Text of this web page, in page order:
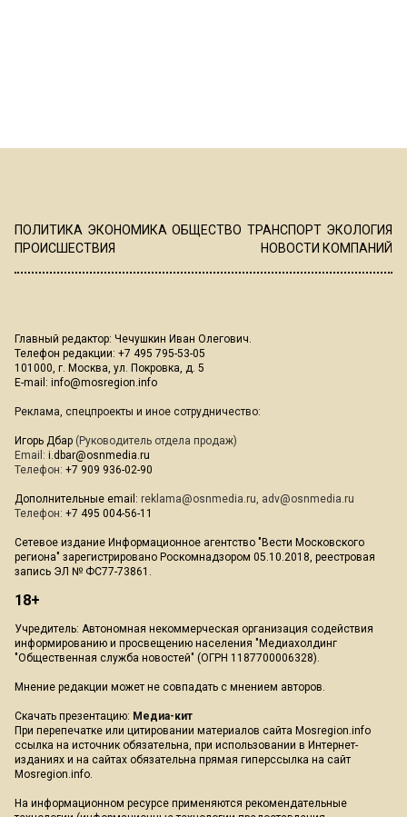
ПОЛИТИКА ЭКОНОМИКА ОБЩЕСТВО ТРАНСПОРТ ЭКОЛОГИЯ
ПРОИСШЕСТВИЯ
НОВОСТИ КОМПАНИЙ
Главный редактор: Чечушкин Иван Олегович.
Телефон редакции: +7 495 795-53-05
101000, г. Москва, ул. Покровка, д. 5
E-mail: info@mosregion.info
Реклама, спецпроекты и иное сотрудничество:
Игорь Дбар (Руководитель отдела продаж)
Email: i.dbar@osnmedia.ru
Телефон: +7 909 936-02-90
Дополнительные email: reklama@osnmedia.ru, adv@osnmedia.ru
Телефон: +7 495 004-56-11
Сетевое издание Информационное агентство "Вести Московского
региона" зарегистрировано Роскомнадзором 05.10.2018, реестровая
запись ЭЛ № ФС77-73861.
18+
Учредитель: Автономная некоммерческая организация содействия
информированию и просвещению населения "Медиахолдинг
"Общественная служба новостей" (ОГРН 1187700006328).
Мнение редакции может не совпадать с мнением авторов.
Скачать презентацию: Медиа-кит
При перепечатке или цитировании материалов сайта Mosregion.info
ссылка на источник обязательна, при использовании в Интернет-
изданиях и на сайтах обязательна прямая гиперссылка на сайт
Mosregion.info.
На информационном ресурсе применяются рекомендательные